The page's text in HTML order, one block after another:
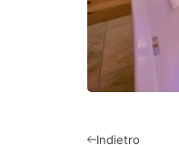
Indietro